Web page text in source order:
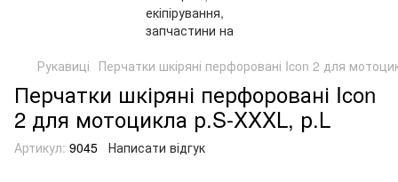
Рукавиці Перчатки шкіряні перфоровані Icon 2 для
Перчатки шкіряні перфоровані Icon
2 для мотоцикла р.S-XXXL, р.L
Артикул: 9045 Написати відгук